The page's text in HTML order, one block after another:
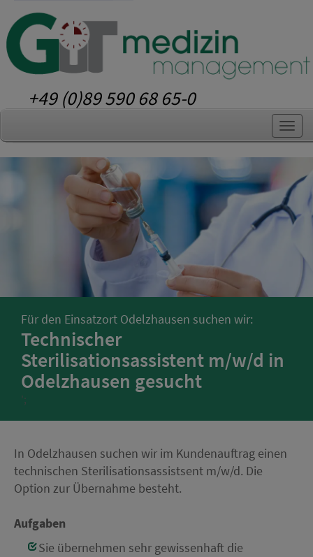
+49 (0)89 590 68 65-0
Für den Einsatzort Odelzhausen suchen wir:
Technischer
Sterilisationsassistent m/w/d in
Odelzhausen gesucht
';
In Odelzhausen suchen wir im Kundenauftrag einen
technischen Sterilisationsassistsent m/w/d. Die
Option zur Übernahme besteht.
Aufgaben
Sie übernehmen sehr gewissenhaft die